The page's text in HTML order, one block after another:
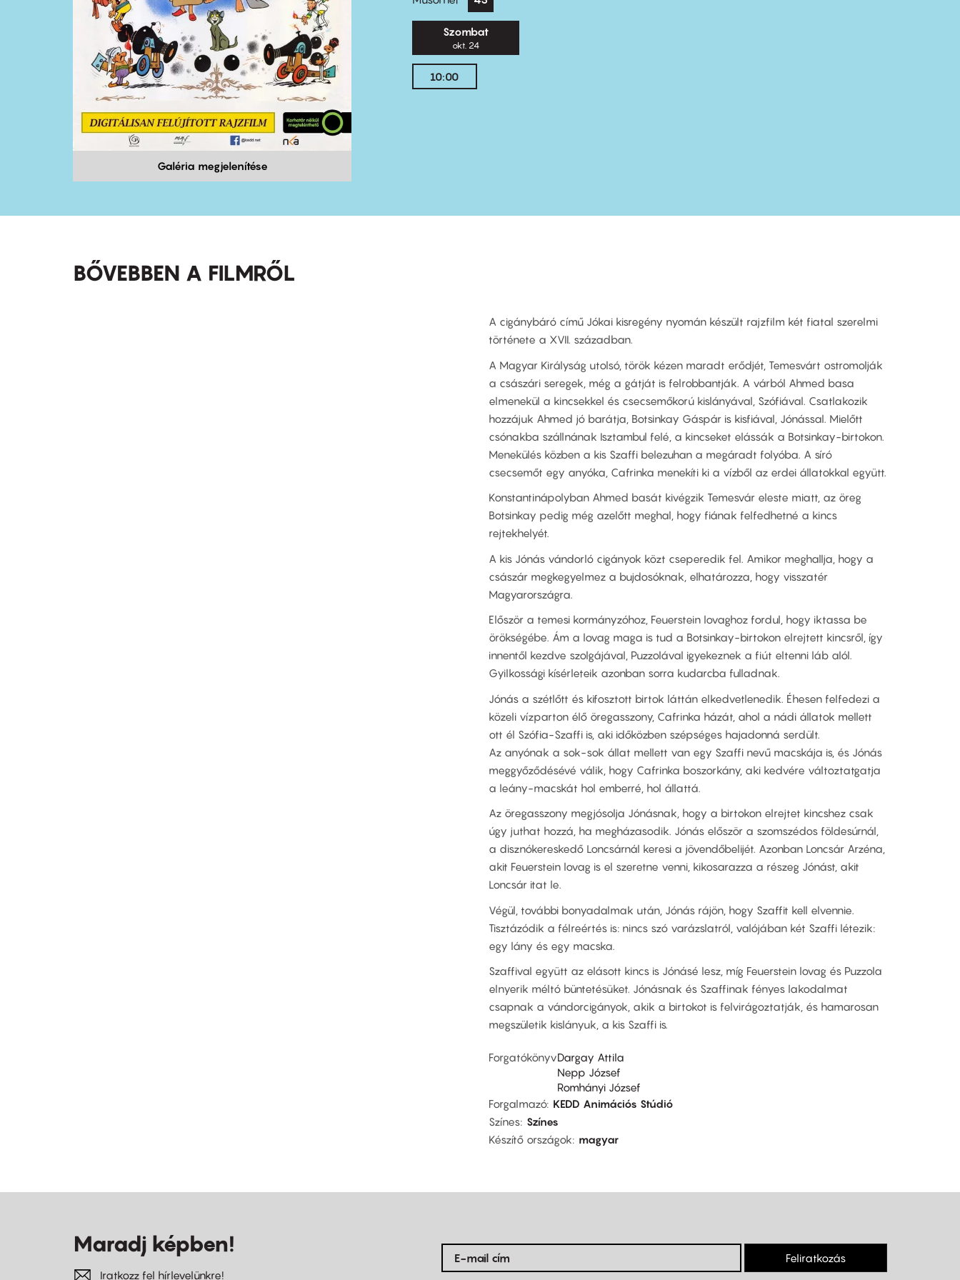
Galéria megjelenítése
Szombat
okt. 24
10:00
BŐVEBBEN A FILMRŐL
A cigánybáró című Jókai kisregény nyomán készült rajzfilm két fiatal szerelmi
története a XVII. században.
A Magyar Királyság utolsó, török kézen maradt erődjét, Temesvárt ostromolják
a császári seregek, még a gátját is felrobbantják. A várból Ahmed basa
elmenekül a kincsekkel és csecsemőkorú kislányával, Szófiával. Csatlakozik
hozzájuk Ahmed jó barátja, Botsinkay Gáspár is kisfiával, Jónással. Mielőtt
csónakba szállnának Isztambul felé, a kincseket elássák a Botsinkay-birtokon.
Menekülés közben a kis Szaffi belezuhan a megáradt folyóba. A síró
csecsemőt egy anyóka, Cafrinka menekíti ki a vízből az erdei állatokkal együtt.
Konstantinápolyban Ahmed basát kivégzik Temesvár eleste miatt, az öreg
Botsinkay pedig még azelőtt meghal, hogy fiának felfedhetné a kincs
rejtekhelyét.
A kis Jónás vándorló cigányok közt cseperedik fel. Amikor meghallja, hogy a
császár megkegyelmez a bujdosóknak, elhatározza, hogy visszatér
Magyarországra.
Először a temesi kormányzóhoz, Feuerstein lovaghoz fordul, hogy iktassa be
örökségébe. Ám a lovag maga is tud a Botsinkay-birtokon elrejtett kincsről, így
innentől kezdve szolgájával, Puzzolával igyekeznek a fiút eltenni láb alól.
Gyilkossági kísérleteik azonban sorra kudarcba fulladnak.
Jónás a szétlőtt és kifosztott birtok láttán elkedvetlenedik. Éhesen felfedezi a
közeli vízparton élő öregasszony, Cafrinka házát, ahol a nádi állatok mellett
ott él Szófia-Szaffi is, aki időközben szépséges hajadonná serdült.
Az anyónak a sok-sok állat mellett van egy Szaffi nevű macskája is, és Jónás
meggyőződésévé válik, hogy Cafrinka boszorkány, aki kedvére változtatgatja
a leány-macskát hol emberré, hol állattá.
Az öregasszony megjósolja Jónásnak, hogy a birtokon elrejtet kincshez csak
úgy juthat hozzá, ha megházasodik. Jónás először a szomszédos földesúrnál,
a disznókereskedő Loncsárnál keresi a jövendőbelijét. Azonban Loncsár Arzéna,
akit Feuerstein lovag is el szeretne venni, kikosarazza a részeg Jónást, akit
Loncsár itat le.
Végül, további bonyadalmak után, Jónás rájön, hogy Szaffit kell elvennie.
Tisztázódik a félreértés is: nincs szó varázslatról, valójában két Szaffi létezik:
egy lány és egy macska.
Szaffival együtt az elásott kincs is Jónásé lesz, míg Feuerstein lovag és Puzzola
elnyerik méltó büntetésüket. Jónásnak és Szaffinak fényes lakodalmat
csapnak a vándorcigányok, akik a birtokot is felvirágoztatják, és hamarosan
megszületik kislányuk, a kis Szaffi is.
ForgatókönyvDargay Attila
Nepp József
Romhányi József
Forgalmazó KEDD Animációs Stúdió
Színes Színes
Készítő országok
magyar
Maradj képben!
Iratkozz fel hírlevelünkre!
Feliratkozás